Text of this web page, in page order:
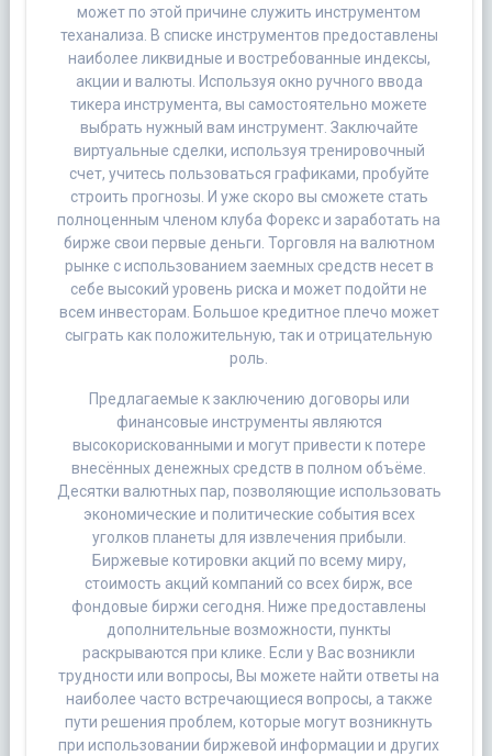
может по этой причине служить инструментом
теханализа. В списке инструментов предоставлены
наиболее ликвидные и востребованные индексы,
акции и валюты. Используя окно ручного ввода
тикера инструмента, вы самостоятельно можете
выбрать нужный вам инструмент. Заключайте
виртуальные сделки, используя тренировочный
счет, учитесь пользоваться графиками, пробуйте
строить прогнозы. И уже скоро вы сможете стать
полноценным членом клуба Форекс и заработать на
бирже свои первые деньги. Торговля на валютном
рынке с использованием заемных средств несет в
себе высокий уровень риска и может подойти не
всем инвесторам. Большое кредитное плечо может
сыграть как положительную, так и отрицательную
роль.
Предлагаемые к заключению договоры или
финансовые инструменты являются
высокорискованными и могут привести к потере
внесённых денежных средств в полном объёме.
Десятки валютных пар, позволяющие использовать
экономические и политические события всех
уголков планеты для извлечения прибыли.
Биржевые котировки акций по всему миру,
стоимость акций компаний со всех бирж, все
фондовые биржи сегодня. Ниже предоставлены
дополнительные возможности, пункты
раскрываются при клике. Если у Вас возникли
трудности или вопросы, Вы можете найти ответы на
наиболее часто встречающиеся вопросы, а также
пути решения проблем, которые могут возникнуть
при использовании биржевой информации и других